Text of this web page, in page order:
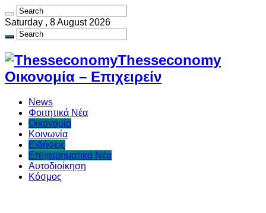
Saturday , 8 August 2026
Thesseconomy
Οικονομία – Επιχειρείν
News
Φοιτητικά Νέα
Οικονομία
Κοινωνία
Ειδήσεις
Επιχειρηματικά Νέα
Αυτοδιοίκηση
Κόσμος